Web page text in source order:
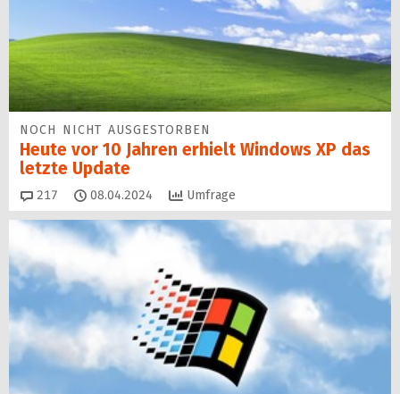
NOCH NICHT AUSGESTORBEN
Heute vor 10 Jahren erhielt Windows XP das
letzte Update
217 Kommentare
08.04.2024 Umfrage